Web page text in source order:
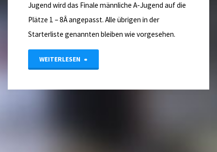
Jugend wird das Finale männliche A-Jugend auf die
Plätze 1 – 8Â angepasst. Alle übrigen in der
Starterliste genannten bleiben wie vorgesehen.
WEITERLESEN "LM